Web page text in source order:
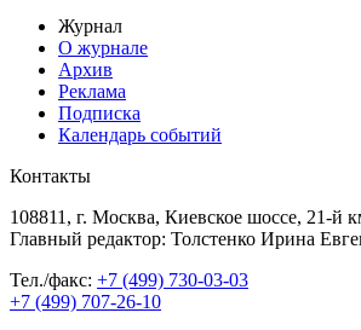
Журнал
О журнале
Архив
Реклама
Подписка
Календарь событий
Контакты
108811, г. Москва, Киевское шоссе, 21-й
Главный редактор: Толстенко Ирина
Тел./факс: +7 (499) 730-03-03
+7 (499) 707-26-10